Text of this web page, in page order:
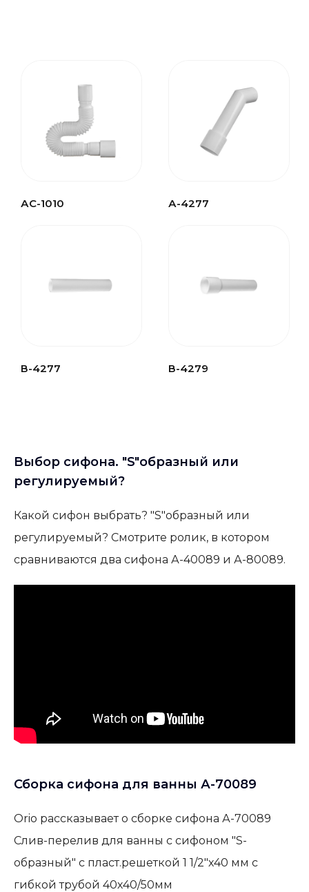
Перелив ванной
Винт 6х55+гайка М6
1
Пробка для ванной
Гибкая труба 40-40/50
АС-1010 А-4277
В-4277 В-4279
Выбор сифона. "S"образный или
регулируемый?
Какой сифон выбрать? "S"образный или
регулируемый? Смотрите ролик, в котором
сравниваются два сифона А-40089 и А-80089.
Сборка сифона для ванны А-70089
Orio рассказывает о сборке сифона А-70089
Слив-перелив для ванны с сифоном "S-
образный" с пласт.решеткой 1 1/2"х40 мм с
гибкой трубой 40х40/50мм